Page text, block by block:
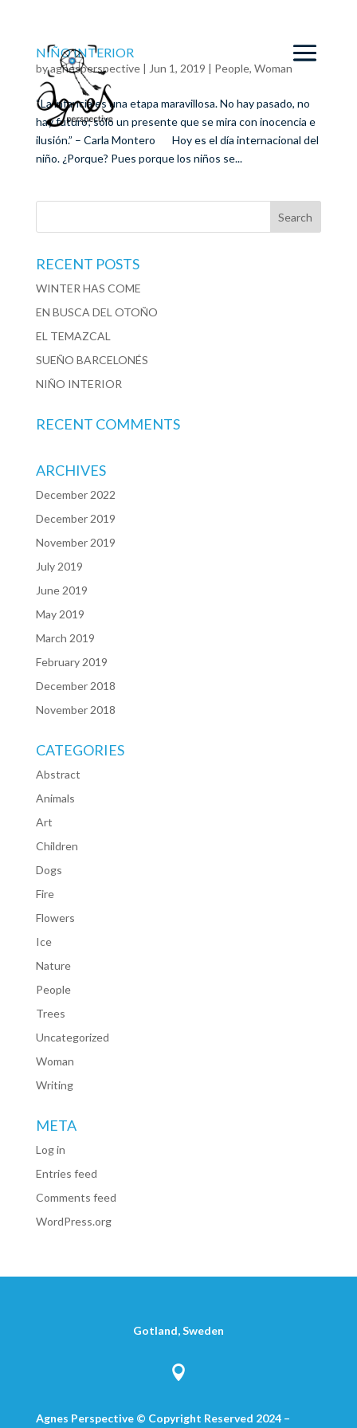
NIÑO INTERIOR
byagnesperspective| Jun 1, 2019 | People, Woman
“La infancia es una etapa maravillosa. No hay pasado, no
hay futuro; sólo un presente que se mira con inocencia e
ilusión.” – Carla Montero Hoy es el día internacional del
niño. ¿Porque? Pues porque los niños se...
RECENT POSTS
WINTER HAS COME
EN BUSCA DEL OTOÑO
EL TEMAZCAL
SUEÑO BARCELONÉS
NIÑO INTERIOR
RECENT COMMENTS
ARCHIVES
December 2022
December 2019
November 2019
July 2019
June 2019
May 2019
March 2019
February 2019
December 2018
November 2018
CATEGORIES
Abstract
Animals
Art
Children
Dogs
Fire
Flowers
Ice
Nature
People
Trees
Uncategorized
Woman
Writing
META
Log in
Entries feed
Comments feed
WordPress.org
Gotland, Sweden

Agnes Perspective © Copyright Reserved 2024 –